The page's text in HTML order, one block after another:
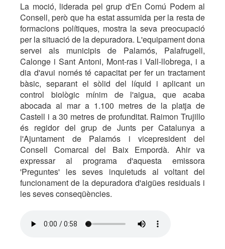
La moció, liderada pel grup d'En Comú Podem al
Consell, però que ha estat assumida per la resta de
formacions polítiques, mostra la seva preocupació
per la situació de la depuradora. L'equipament dona
servei als municipis de Palamós, Palafrugell,
Calonge i Sant Antoni, Mont-ras i Vall-llobrega, i a
dia d'avui només té capacitat per fer un tractament
bàsic, separant el sòlid del líquid i aplicant un
control biològic mínim de l'aigua, que acaba
abocada al mar a 1.100 metres de la platja de
Castell i a 30 metres de profunditat. Raimon Trujillo
és regidor del grup de Junts per Catalunya a
l'Ajuntament de Palamós i vicepresident del
Consell Comarcal del Baix Empordà. Ahir va
expressar al programa d'aquesta emissora
'Preguntes' les seves inquietuds al voltant del
funcionament de la depuradora d'aigües residuals i
les seves conseqüències.